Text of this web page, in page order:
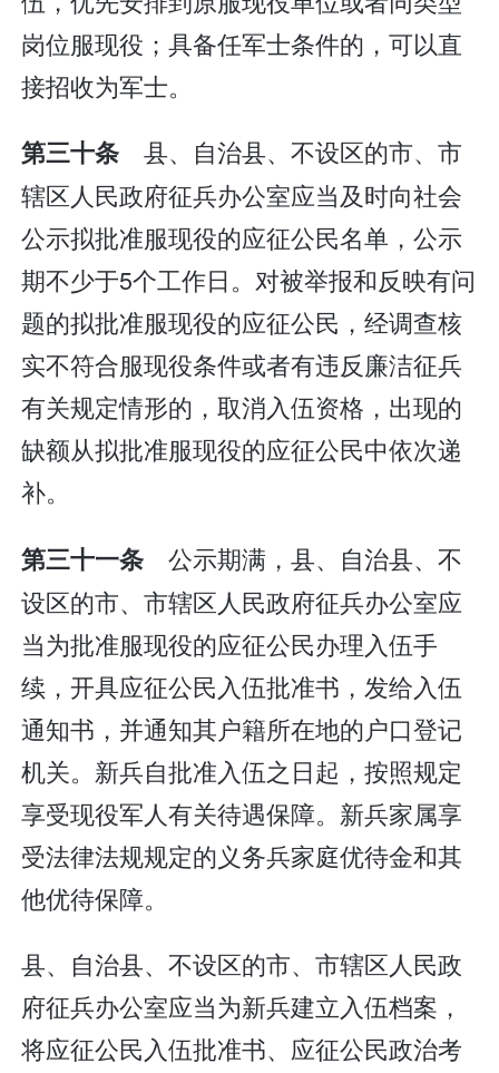
岗位服现役；具备任军士条件的，可以直
接招收为军士。
第三十条 县、自治县、不设区的市、市
辖区人民政府征兵办公室应当及时向社会
公示拟批准服现役的应征公民名单，公示
期不少于5个工作日。对被举报和反映有问
题的拟批准服现役的应征公民，经调查核
实不符合服现役条件或者有违反廉洁征兵
有关规定情形的，取消入伍资格，出现的
缺额从拟批准服现役的应征公民中依次递
补。
第三十一条 公示期满，县、自治县、不
设区的市、市辖区人民政府征兵办公室应
当为批准服现役的应征公民办理入伍手
续，开具应征公民入伍批准书，发给入伍
通知书，并通知其户籍所在地的户口登记
机关。新兵自批准入伍之日起，按照规定
享受现役军人有关待遇保障。新兵家属享
受法律法规规定的义务兵家庭优待金和其
他优待保障。
县、自治县、不设区的市、市辖区人民政
府征兵办公室应当为新兵建立入伍档案，
将应征公民入伍批准书、应征公民政治考